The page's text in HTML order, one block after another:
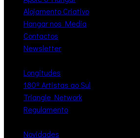
Alojamento Criativo
Hangar nos Media
Contactos
Newsletter
Longitudes
180º Artistas ao Sul
Triangle Network
Regulamento
Novidades